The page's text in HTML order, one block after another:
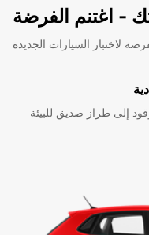
- اغتنم الفرضة
لاختبار السيارات الجديدة
إلى طراز صديق للبيئة